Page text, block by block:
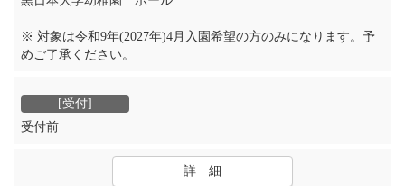
※ 対象は令和9年(2027年)4月入園希望の方のみになります。予
めご了承ください。
受付前
詳 細